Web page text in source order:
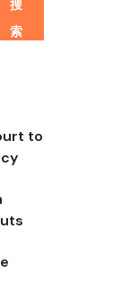
搜
索
to